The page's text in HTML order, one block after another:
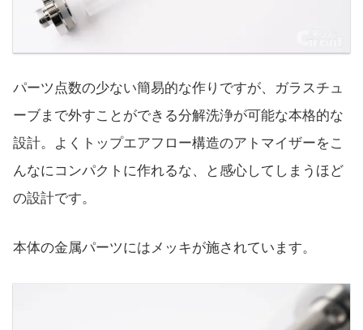
パーツ点数の少ない簡易的な作りですが、ガラスチュ
ーブまで外すことができる分解洗浄が可能な本格的な
設計。よくトップエアフロー構造のアトマイザーをこ
んなにコンパクトに作れるな、と感心してしまうほど
の設計です。
本体の金属パーツにはメッキが施されています。